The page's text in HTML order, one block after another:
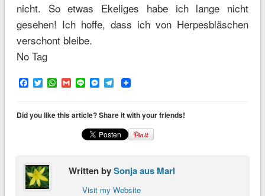
nicht. So etwas Ekeliges habe ich lange nicht
gesehen! Ich hoffe, dass ich von Herpesbläschen
verschont bleibe.
No Tag
Facebook
TwitterWhatsApp
Gmail
LineMessenger
Telegram
Did you like this article? Share it with your friends!
Written bySonja aus Marl
Visit my Website